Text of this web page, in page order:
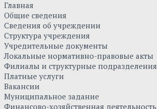
Главная
Общие сведения
Сведения об учреждении
Структура учреждения
Учредительные документы
Локальные нормативно-правовые акты
Филиалы и структурные подразделения
Платные услуги
Вакансии
Муниципальное задание
Финансово-хозяйственная деятельность